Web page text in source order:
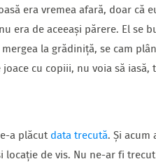
era vremea afară, doar că
era de aceeași părere. El se
la grădiniță, se cam
cu copiii, nu voia să iasă,
a plăcutdata trecută. Și acum
de vis. Nu ne-ar fi